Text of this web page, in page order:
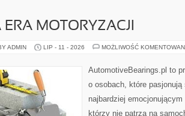
MOTORYZACJI
ADMIN LIP - 11 - 2026 MOŻLIWOŚĆ
AutomotiveBearings.pl to
o osobach, które
najbardziej
którzy nie patrzą na